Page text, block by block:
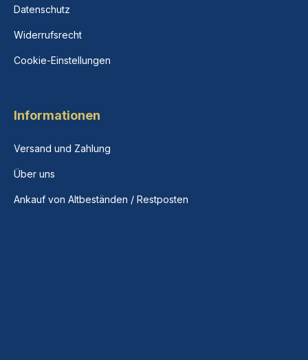
Datenschutz
Widerrufsrecht
Cookie-Einstellungen
Informationen
Versand und Zahlung
Über uns
Ankauf von Altbeständen / Restposten